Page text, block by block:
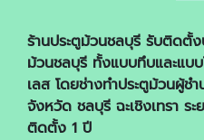
ร้านประตูม้วนชลบุรี รับติดตั้
ม้วนชลบุรี ทั้งแบบทึบและแบ
เลส โดยช่างทำประตูม้วนผู้ช
จังหวัด ชลบุรี ฉะเชิงเทรา ร
ติดตั้ง 1 ปี